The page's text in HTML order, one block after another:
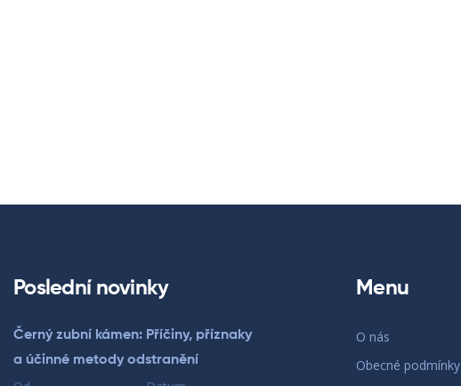
Poslední novinky
Černý zubní kámen: Příčiny, příznaky
a účinné metody odstranění
Menu
O nás
Obecné podmínky